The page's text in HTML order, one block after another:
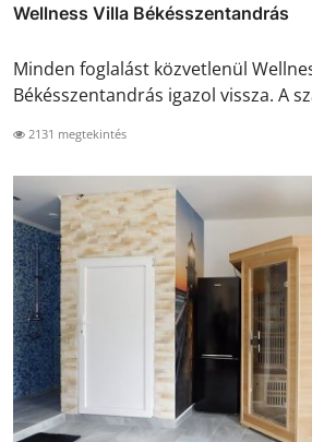
Wellness Villa Békésszentandrás
Minden foglalást közvetlenül
Békésszentandrás igazol vissza. A
2131 megtekintés